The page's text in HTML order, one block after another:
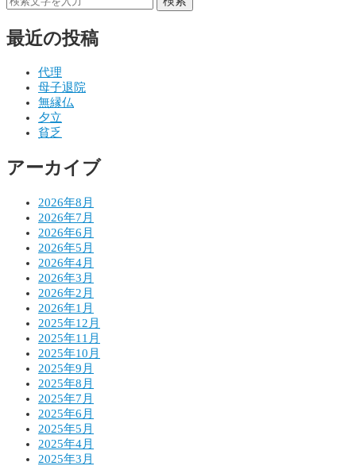
ビ
ン
最近の投稿
代理
母子退院
無縁仏
夕立
貧乏
アーカイブ
2026年8月
2026年7月
2026年6月
2026年5月
2026年4月
2026年3月
2026年2月
2026年1月
2025年12月
2025年11月
2025年10月
2025年9月
2025年8月
2025年7月
2025年6月
2025年5月
2025年4月
2025年3月